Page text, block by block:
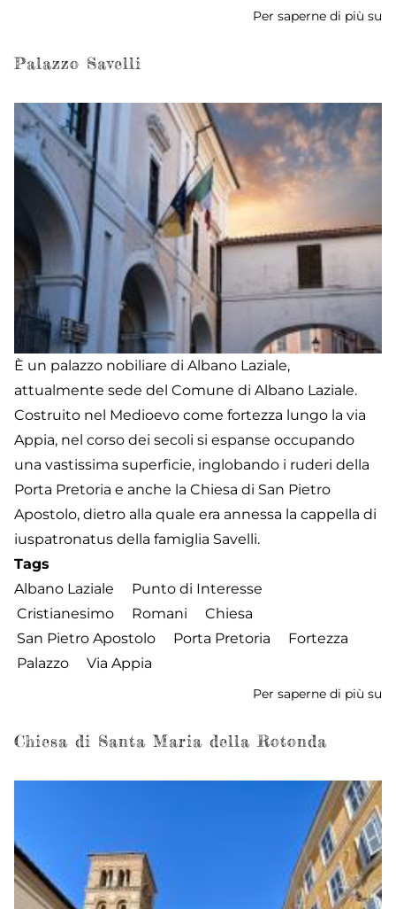
Per saperne di più su
Palazzo Savelli
È un palazzo nobiliare di Albano Laziale,
attualmente sede del Comune di Albano Laziale.
Costruito nel Medioevo come fortezza lungo la via
Appia, nel corso dei secoli si espanse occupando
una vastissima superficie, inglobando i ruderi della
Porta Pretoria e anche la Chiesa di San Pietro
Apostolo, dietro alla quale era annessa la cappella di
iuspatronatus della famiglia Savelli.
Tags
Albano Laziale
Punto di Interesse
Cristianesimo
Romani
Chiesa
San Pietro Apostolo
Porta Pretoria
Fortezza
Palazzo
Via Appia
Per saperne di più su
Chiesa di Santa Maria della Rotonda